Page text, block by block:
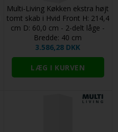
Multi-Living Køkken ekstra højt
tomt skab i Hvid Front H: 214,4
cm D: 60,0 cm - 2-delt låge -
Bredde: 40 cm
3.586,28 DKK